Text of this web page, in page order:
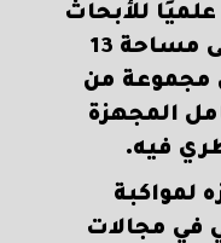
للأبحاث
والتدريب البيطري يمتد على مساحة 13
مجموعة من
المجهزة
فيه.
لمواكبة
في مجالات